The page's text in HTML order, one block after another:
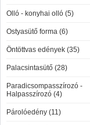
Olló - konyhai olló (5)
Ostyasütő forma (6)
Öntöttvas edények (35)
Palacsintasütő (28)
Paradicsompasszírozó -
Halpasszírozó (4)
Párolóedény (11)